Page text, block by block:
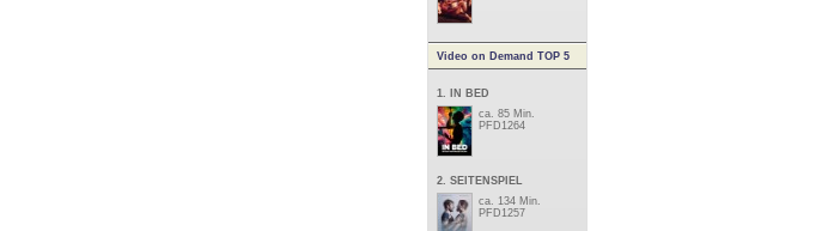
Video on Demand TOP 5
1. IN BED
ca. 85 Min.
PFD1264
2. SEITENSPIEL
ca. 134 Min.
PFD1257